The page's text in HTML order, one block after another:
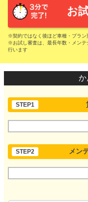
お
※契約ではなく後ほど車種・プラン
※お試し審査は、最長年数・メン
行います
か
STEP1
STEP2 メン